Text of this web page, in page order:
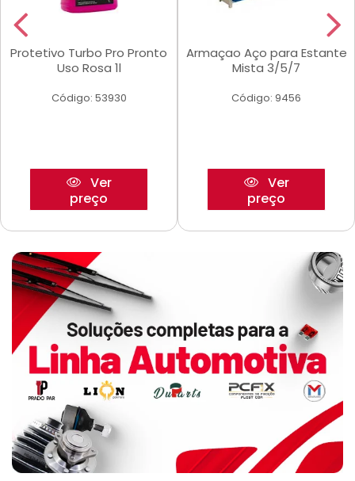
Protetivo Turbo Pro Pronto
Uso Rosa 1l
Código: 53930
Ver
preço
Armaçao Aço para Estante
Mista 3/5/7
Código: 9456
Ver
preço